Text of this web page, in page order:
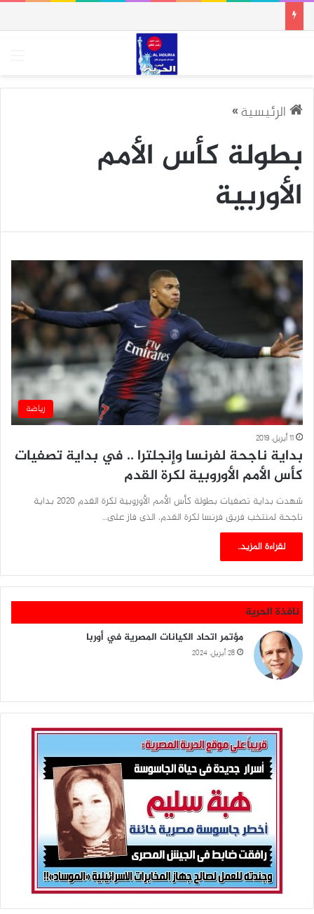
الرئيسية»
بطولة كأس الأمم
الأوربية
رياضة
11 أبريل، 2019
بداية ناجحة لفرنسا وإنجلترا .. في بداية تصفيات
كأس الأمم الأوروبية لكرة القدم
شهدت بداية تصفيات بطولة كأس الأمم الأوروبية لكرة القدم 2020 بداية
ناجحة لمنتخب فريق فرنسا لكرة القدم، الذى فاز على…
لقراءة المزيد..
نافذة الحرية
مؤتمر اتحاد الكيانات المصرية في أوربا
28 أبريل، 2024